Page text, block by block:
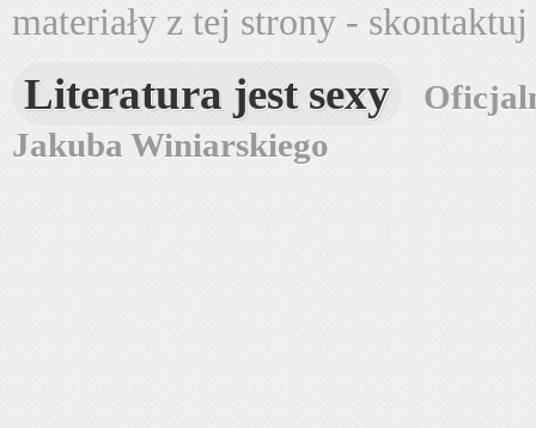
materiały z tej strony -
Literatura jest sexy
Jakuba Winiarskiego